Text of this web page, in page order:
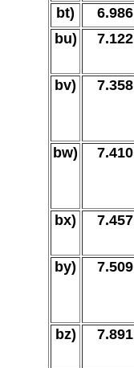
bt) 6.986
bu) 7.122
bv) 7.358
bw) 7.410
bx) 7.457
by) 7.509
bz) 7.891